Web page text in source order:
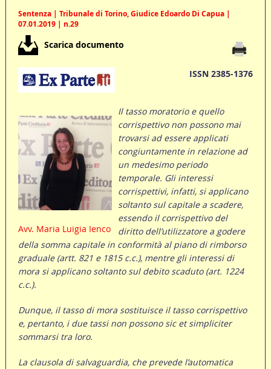
Sentenza | Tribunale di Torino, Giudice Edoardo Di Capua |
07.01.2019 | n.29
Scarica documento
ISSN 2385-1376
Avv. Maria Luigia Ienco
Il tasso moratorio e quello
corrispettivo non possono mai
trovarsi ad essere applicati
congiuntamente in relazione ad
un medesimo periodo
temporale. Gli interessi
corrispettivi, infatti, si applicano
soltanto sul capitale a scadere,
essendo il corrispettivo del
diritto dell’utilizzatore a godere
della somma capitale in conformità al piano di rimborso
graduale (artt. 821 e 1815 c.c.), mentre gli interessi di
mora si applicano soltanto sul debito scaduto (art. 1224
c.c.).
Dunque, il tasso di mora sostituisce il tasso corrispettivo
e, pertanto, i due tassi non possono sic et simpliciter
sommarsi tra loro.
La clausola di salvaguardia, che prevede l’automatica